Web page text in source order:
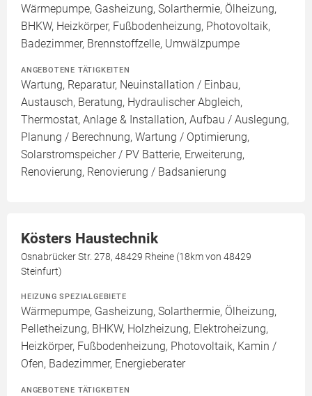
Wärmepumpe, Gasheizung, Solarthermie, Ölheizung,
BHKW, Heizkörper, Fußbodenheizung, Photovoltaik,
Badezimmer, Brennstoffzelle, Umwälzpumpe
ANGEBOTENE TÄTIGKEITEN
Wartung, Reparatur, Neuinstallation / Einbau,
Austausch, Beratung, Hydraulischer Abgleich,
Thermostat, Anlage & Installation, Aufbau / Auslegung,
Planung / Berechnung, Wartung / Optimierung,
Solarstromspeicher / PV Batterie, Erweiterung,
Renovierung, Renovierung / Badsanierung
Kösters Haustechnik
Osnabrücker Str. 278, 48429 Rheine (18km von 48429
Steinfurt)
HEIZUNG SPEZIALGEBIETE
Wärmepumpe, Gasheizung, Solarthermie, Ölheizung,
Pelletheizung, BHKW, Holzheizung, Elektroheizung,
Heizkörper, Fußbodenheizung, Photovoltaik, Kamin /
Ofen, Badezimmer, Energieberater
ANGEBOTENE TÄTIGKEITEN